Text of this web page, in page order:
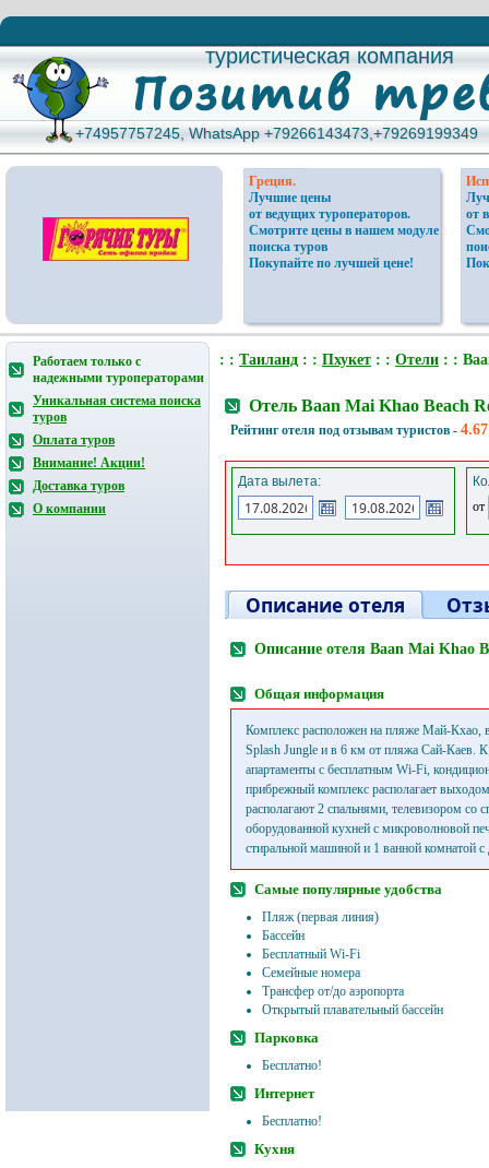
туристическая компания
туристическая компания
+74957757245, WhatsApp +79266143473,+79269199349
+74957757245, WhatsApp +79266143473,+79269199349
Греция.
Лучшие цены
от ведущих туроператоров.
Смотрите цены в нашем модуле
поиска туров
Покупайте по лучшей цене!
от
Работаем только с
надежными туроператорами
Уникальная система поиска
туров
Оплата туров
Внимание! Акции!
Доставка туров
О компании
: : Таиланд : : Пхукет : : Отели : :
Отель Baan Mai Khao Beach
Рейтинг отеля под отзывам туристов -
Дата вылета:
от
Описание отеля
Описание отеля Baan Mai Khao
Общая информация
Комплекс расположен на пляже Май-Кхао,
Splash Jungle и в 6 км от пляжа Сай-Каев. К
апартаменты с бесплатным Wi-Fi,
прибрежный комплекс располагает
располагают 2 спальнями, телевизором со
оборудованной кухней с микроволновой
стиральной машиной и 1 ванной комнатой
Самые популярные удобства
Пляж (первая линия)
Бассейн
Бесплатный Wi-Fi
Семейные номера
Трансфер от/до аэропорта
Открытый плавательный бассейн
Парковка
Бесплатно!
Интернет
Бесплатно!
Кухня